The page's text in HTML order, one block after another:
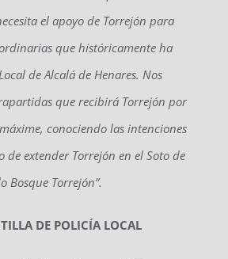
el apoyo de Torrejón para
que históricamente ha
de Alcalá de Henares. Nos
que recibirá Torrejón por
conociendo las intenciones
de extender Torrejón en el Soto de
Bosque Torrejón”.
DE POLICÍALOCAL